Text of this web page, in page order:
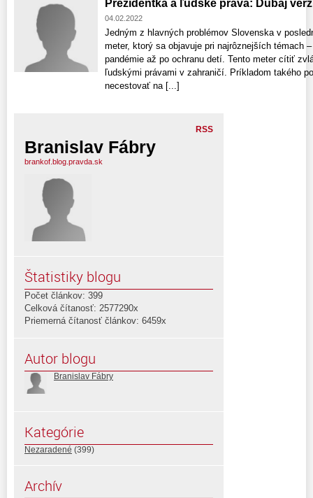
Prezidentka a ľudské práva: Dubaj
04.02.2022
Jedným z hlavných problémov Slovenska v
meter, ktorý sa objavuje pri najrôznejších témach
pandémie až po ochranu detí. Tento meter cítiť
ľudskými právami v zahraničí. Príkladom takého
necestovať na [...]
RSS
Branislav Fábry
brankof.blog.pravda.sk
Štatistiky blogu
Počet článkov: 399
Celková čítanosť: 2577290x
Priemerná čítanosť článkov: 6459x
Autor blogu
Branislav Fábry
Kategórie
Nezaradené (399)
Archív